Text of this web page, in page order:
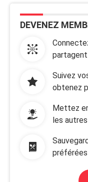
DEVENEZ
Suivez
obtenez
Mettez
les